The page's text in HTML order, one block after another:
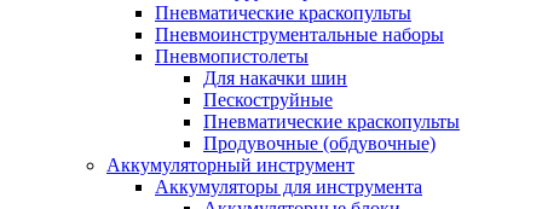
Пневматические краскопульты
Пневмоинструментальные наборы
Пневмопистолеты
Для накачки шин
Пескоструйные
Пневматические краскопульты
Продувочные (обдувочные)
Аккумуляторный инструмент
Аккумуляторы для инструмента